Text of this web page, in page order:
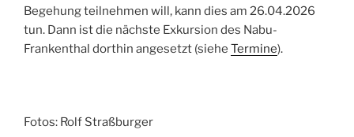
Begehung teilnehmen will, kann dies am 26.04.2026
tun. Dann ist die nächste Exkursion des Nabu-
Frankenthal dorthin angesetzt (siehe Termine).
Fotos: Rolf Straßburger